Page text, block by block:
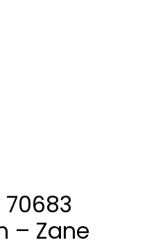
70683
– Zane